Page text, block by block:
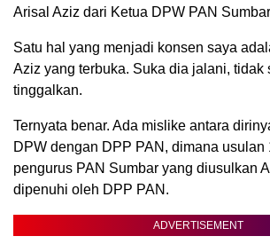
Arisal Aziz dari Ketua DPW PAN
Satu hal yang menjadi konsen saya
Aziz yang terbuka. Suka dia jalani, tidak
tinggalkan.
Ternyata benar. Ada mislike antara
DPW dengan DPP PAN, dimana usulan
pengurus PAN Sumbar yang diusulkan
dipenuhi oleh DPP PAN.
ADVERTISEMENT